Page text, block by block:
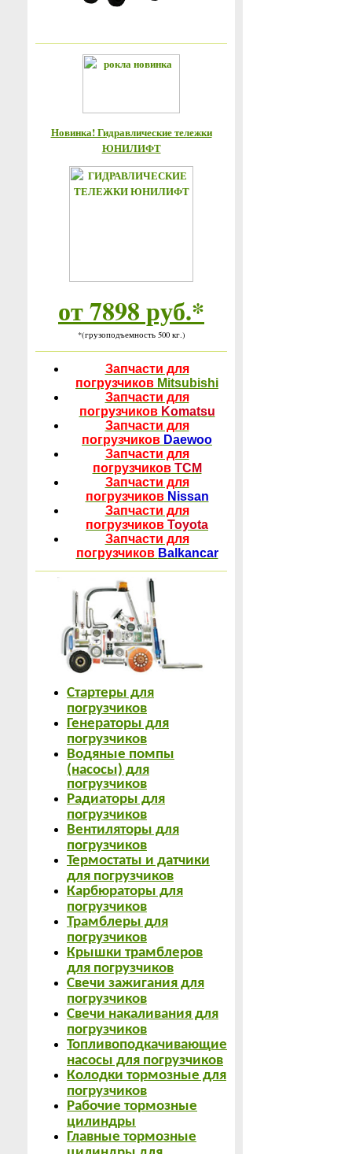
Новинка! Гидравлические тележки
ЮНИЛИФТ
от 7898 руб.*
*(грузоподъемность 500 кг.)
Запчасти для
погрузчиков Mitsubishi
Запчасти для
погрузчиков Komatsu
Запчасти для
погрузчиков Daewoo
Запчасти для
погрузчиковTCM
Запчасти для
погрузчиковNissan
Запчасти для
погрузчиков Toyota
Запчасти для
погрузчиков Balkancar
Стартеры для
погрузчиков
Генераторы для
погрузчиков
Водяные помпы
(насосы) для
погрузчиков
Радиаторы для
погрузчиков
Вентиляторы для
погрузчиков
Термостаты и датчики
для погрузчиков
Карбюраторы для
погрузчиков
Трамблеры для
погрузчиков
Крышки трамблеров
для погрузчиков
Свечи зажигания для
погрузчиков
Свечи накаливания для
погрузчиков
Топливоподкачивающие
насосы для погрузчиков
Колодки тормозные для
погрузчиков
Рабочие тормозные
цилиндры
Главные тормозные